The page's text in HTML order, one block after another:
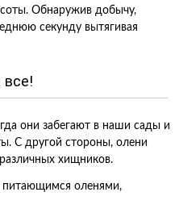
Обнаружив добычу,
секунду вытягивая
все!
они забегают в наши сады и
С другой стороны, олени
хищников.
оленями,